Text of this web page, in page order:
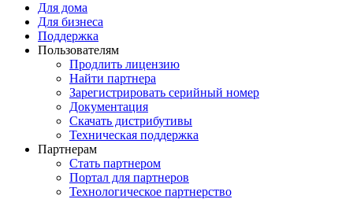
Для дома
Для бизнеса
Поддержка
Пользователям
Продлить лицензию
Найти партнера
Зарегистрировать серийный номер
Документация
Скачать дистрибутивы
Техническая поддержка
Партнерам
Стать партнером
Портал для партнеров
Технологическое партнерство